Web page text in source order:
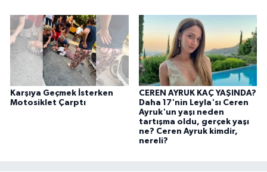
Karşıya Geçmek İsterken
Motosiklet Çarptı
CEREN AYRUK KAÇ YAŞINDA?
Daha 17'nin Leyla'sı Ceren
Ayruk'un yaşı neden
tartışma oldu, gerçek yaşı
ne? Ceren Ayruk kimdir,
nereli?